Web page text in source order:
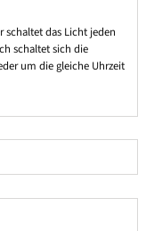
schaltet das Licht jeden
schaltet sich die
um die gleiche Uhrzeit